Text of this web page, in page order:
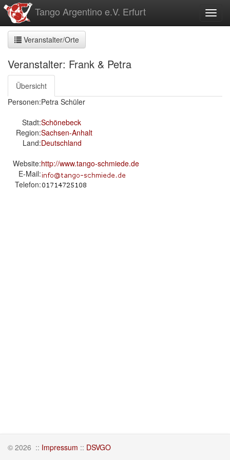
zum
Inhalt
Tango Argentino e.V. Erfurt
Veranstalter/Orte
Veranstalter: Frank & Petra
Übersicht
Personen:Petra Schüler
Stadt:Schönebeck
Region:Sachsen-Anhalt
Land:Deutschland
Website:http://www.tango-schmiede.de
E-Mail:
Telefon:
© 2026 :: Impressum :: DSVGO